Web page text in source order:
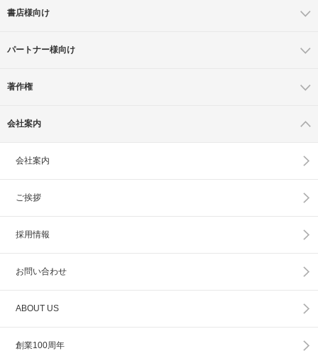
書店様向け
パートナー様向け
著作権
会社案内
会社案内
ご挨拶
採用情報
お問い合わせ
ABOUT US
創業100周年